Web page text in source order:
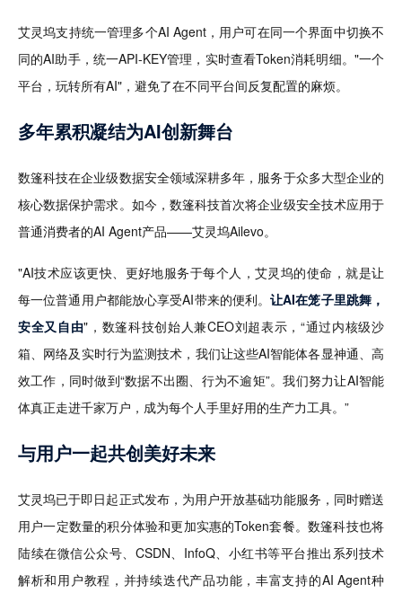
艾灵坞支持统一管理多个AI Agent，用户可在同一个界面中切换不
同的AI助手，统一API-KEY管理，实时查看Token消耗明细。"一个
平台，玩转所有AI"，避免了在不同平台间反复配置的麻烦。
多年累积凝结为AI创新舞台
数篷科技在企业级数据安全领域深耕多年，服务于众多大型企业的
核心数据保护需求。如今，数篷科技首次将企业级安全技术应用于
普通消费者的AI Agent产品——艾灵坞Ailevo。
"AI技术应该更快、更好地服务于每个人，艾灵坞的使命，就是让
每一位普通用户都能放心享受AI带来的便利。让AI在笼子里跳舞，
安全又自由"，数篷科技创始人兼CEO刘超表示，“通过内核级沙
箱、网络及实时行为监测技术，我们让这些AI智能体各显神通、高
效工作，同时做到“数据不出圈、行为不逾矩”。我们努力让AI智能
体真正走进千家万户，成为每个人手里好用的生产力工具。”
与用户一起共创美好未来
艾灵坞已于即日起正式发布，为用户开放基础功能服务，同时赠送
用户一定数量的积分体验和更加实惠的Token套餐。数篷科技也将
陆续在微信公众号、CSDN、InfoQ、小红书等平台推出系列技术
解析和用户教程，并持续迭代产品功能，丰富支持的AI Agent种